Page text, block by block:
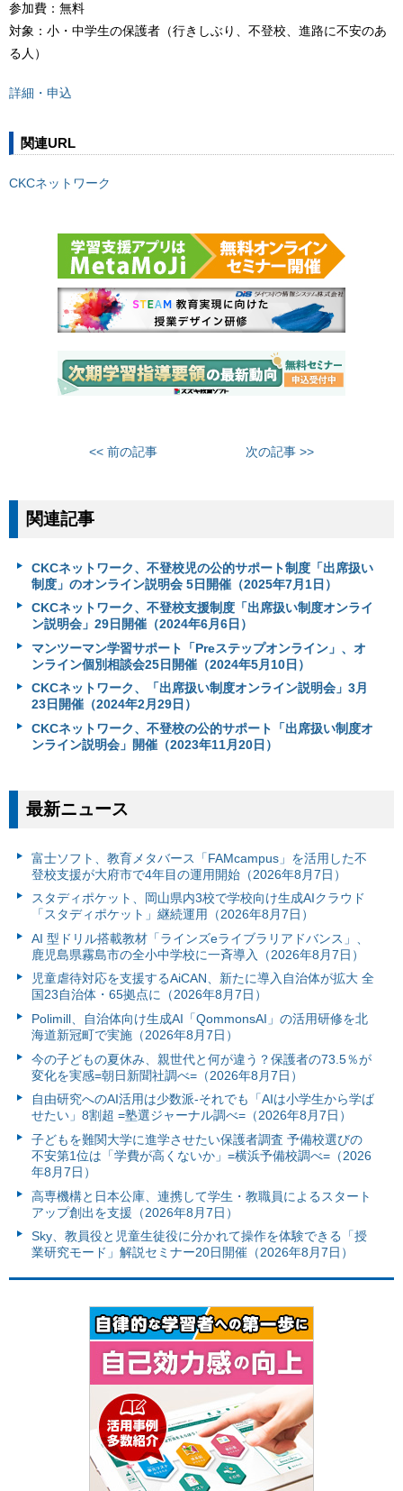
参加費：無料
対象：小・中学生の保護者（行きしぶり、不登校、進路に不安のあ
る人）
詳細・申込
関連URL
CKCネットワーク
<< 前の記事 次の記事 >>
関連記事
CKCネットワーク、不登校児の公的サポート制度「出席扱い
制度」のオンライン説明会 5日開催（2025年7月1日）
CKCネットワーク、不登校支援制度「出席扱い制度オンライ
ン説明会」29日開催（2024年6月6日）
マンツーマン学習サポート「Preステップオンライン」、オ
ンライン個別相談会25日開催（2024年5月10日）
CKCネットワーク、「出席扱い制度オンライン説明会」3月
23日開催（2024年2月29日）
CKCネットワーク、不登校の公的サポート「出席扱い制度オ
ンライン説明会」開催（2023年11月20日）
最新ニュース
富⼠ソフト、教育メタバース「FAMcampus」を活用した不
登校支援が大府市で4年目の運用開始（2026年8月7日）
スタディポケット、岡山県内3校で学校向け生成AIクラウド
「スタディポケット」継続運用（2026年8月7日）
AI 型ドリル搭載教材「ラインズeライブラリアドバンス」、
鹿児島県霧島市の全小中学校に一斉導入（2026年8月7日）
児童虐待対応を支援するAiCAN、新たに導入自治体が拡大 全
国23自治体・65拠点に（2026年8月7日）
Polimill、自治体向け生成AI「QommonsAI」の活用研修を北
海道新冠町で実施（2026年8月7日）
今の子どもの夏休み、親世代と何が違う？保護者の73.5％が
変化を実感=朝日新聞社調べ=（2026年8月7日）
自由研究へのAI活用は少数派-それでも「AIは小学生から学ば
せたい」8割超 =塾選ジャーナル調べ=（2026年8月7日）
子どもを難関大学に進学させたい保護者調査 予備校選びの
不安第1位は「学費が高くないか」=横浜予備校調べ=（2026
年8月7日）
高専機構と日本公庫、連携して学生・教職員によるスタート
アップ創出を支援（2026年8月7日）
Sky、教員役と児童生徒役に分かれて操作を体験できる「授
業研究モード」解説セミナー20日開催（2026年8月7日）